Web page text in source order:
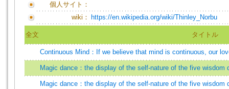
個人サイト：
wiki：
https://en.wikipedia.org/wiki/Thinley_Norbu
全文 タイトル
Continuous Mind：If we believe that mind is continuous, our
Magic dance：the display of the self-nature of the five wisdom
Magic dance：the display of the self-nature of the five wisdom